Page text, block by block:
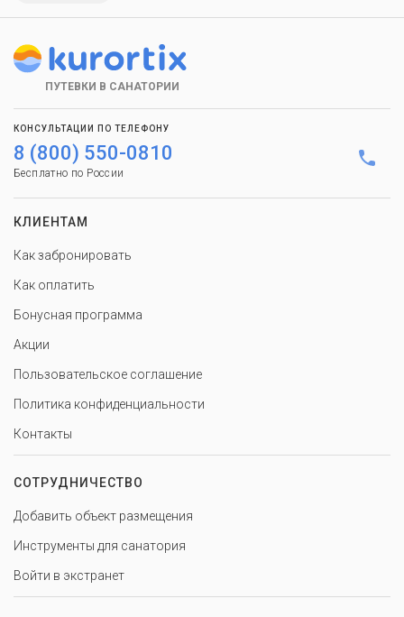
ПУТЕВКИ В САНАТОРИИ
КОНСУЛЬТАЦИИ ПО ТЕЛЕФОНУ
8 (800) 550-0810
Бесплатно по России
КЛИЕНТАМ
Как забронировать
Как оплатить
Бонусная программа
Акции
Пользовательское соглашение
Политика конфиденциальности
Контакты
СОТРУДНИЧЕСТВО
Добавить объект размещения
Инструменты для санатория
Войти в экстранет